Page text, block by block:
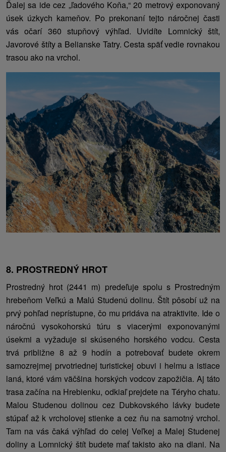
Ďalej sa ide cez „ľadového Koňa,“ 20 metrový exponovaný
úsek úzkych kameňov. Po prekonaní tejto náročnej časti
vás očarí 360 stupňový výhľad. Uvidíte Lomnický štít,
Javorové štíty a Belianske Tatry. Cesta späť vedie rovnakou
trasou ako na vrchol.
8. PROSTREDNÝ HROT
Prostredný hrot (2441 m) predeľuje spolu s Prostredným
hrebeňom Veľkú a Malú Studenú dolinu. Štít pôsobí už na
prvý pohľad neprístupne, čo mu pridáva na atraktivite. Ide o
náročnú vysokohorskú túru s viacerými exponovanými
úsekmi a vyžaduje si skúseného horského vodcu. Cesta
trvá približne 8 až 9 hodín a potrebovať budete okrem
samozrejmej prvotriednej turistickej obuvi i helmu a istiace
laná, ktoré vám väčšina horských vodcov zapožičia. Aj táto
trasa začína na Hrebienku, odkiaľ prejdete na Téryho chatu.
Malou Studenou dolinou cez Dubkovského lávky budete
stúpať až k vrcholovej stienke a cez ňu na samotný vrchol.
Tam na vás čaká výhľad do celej Veľkej a Malej Studenej
doliny a Lomnický štít budete mať takisto ako na dlani. Na